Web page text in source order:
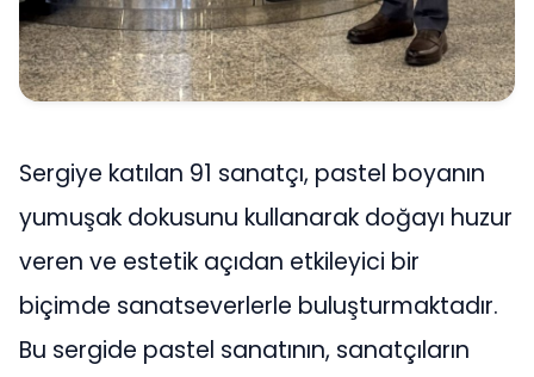
Sergiye katılan 91 sanatçı, pastel boyanın
yumuşak dokusunu kullanarak doğayı huzur
veren ve estetik açıdan etkileyici bir
biçimde sanatseverlerle buluşturmaktadır.
Bu sergide pastel sanatının, sanatçıların